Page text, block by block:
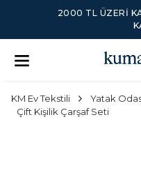
2000 TL ÜZERI
KM Ev Tekstili Yatak
Çift Kişilik Çarşaf Seti